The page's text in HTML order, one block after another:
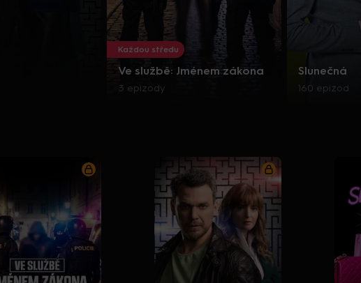
Každou středu
Ve službě: Jménem zákona
3 epizody
Slunečná
160 epizod